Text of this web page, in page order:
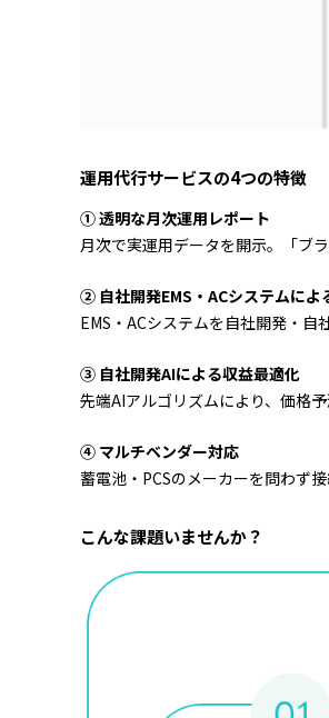
運用代行サービスの4つの特徴
① 透明な月次運用レポート
月次で実運用データを開示。「ブ
② 自社開発EMS・ACシステムによ
EMS・ACシステムを自社開発・自
③ 自社開発AIによる収益最適化
先端AIアルゴリズムにより、価格
④ マルチベンダー対応
蓄電池・PCSのメーカーを問わず
こんな課題いませんか？